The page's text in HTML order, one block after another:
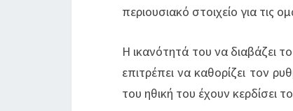
περιουσιακό στοιχείο για τις
Η ικανότητά του να διαβάζει
επιτρέπει να καθορίζει τον
του ηθική του έχουν κερδίσει